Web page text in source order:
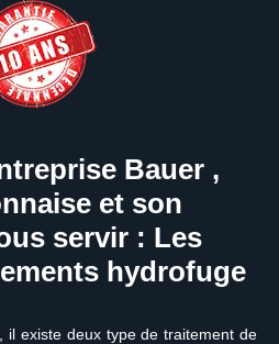
Bauer ,
et son
servir : Les
hydrofuge
il existe deux type de traitement de